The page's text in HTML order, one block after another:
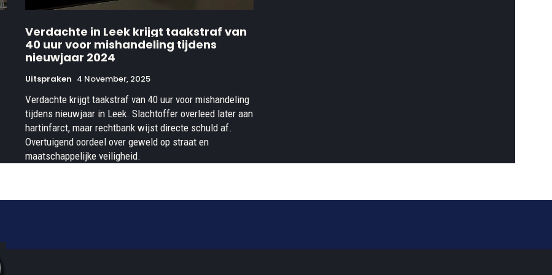
Verdachte in Leek krijgt taakstraf van
40 uur voor mishandeling tijdens
nieuwjaar 2024
Uitspraken 4 November, 2025
Verdachte krijgt taakstraf van 40 uur voor mishandeling
tijdens nieuwjaar in Leek. Slachtoffer overleed later aan
hartinfarct, maar rechtbank wijst directe schuld af.
Overtuigend oordeel over geweld op straat en
maatschappelijke veiligheid.